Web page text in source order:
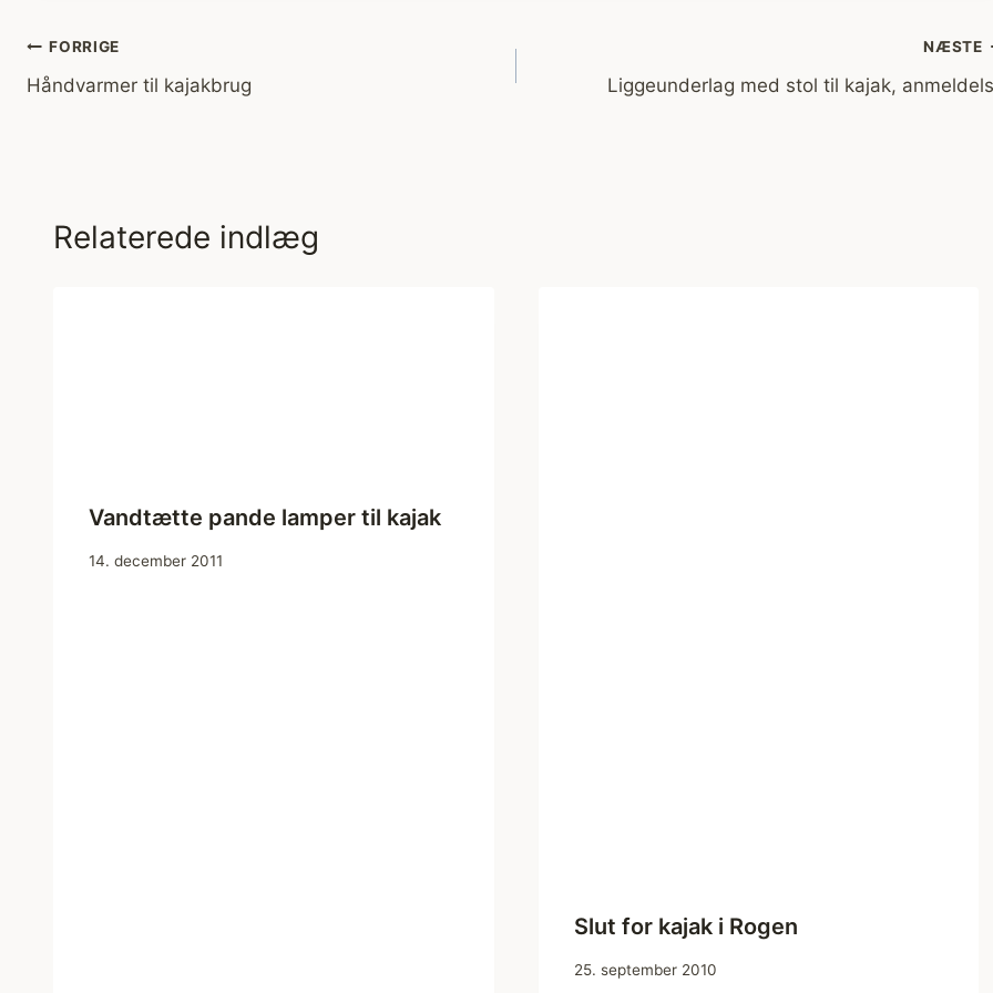
Indlægsnavigation
FORRIGE
Håndvarmer til kajakbrug
NÆSTE
Liggeunderlag med stol til kajak,
Relaterede indlæg
Vandtætte pande lamper til kajak
14. december 2011
Slut for kajak i Rogen
25. september 2010